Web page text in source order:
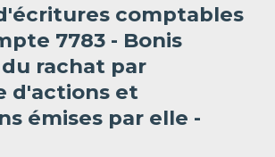
comptables
7783 - Bonis
rachat par
d'actions et
émises par elle -